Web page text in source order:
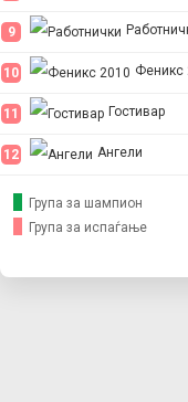
s
9
10 Феникс
11 Гостивар
12 Ангели
Група за шампион
Група за испаѓање